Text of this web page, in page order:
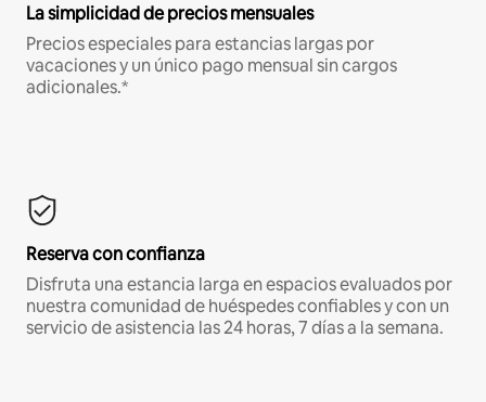
La simplicidad de precios mensuales
Precios especiales para estancias largas por
vacaciones y un único pago mensual sin cargos
adicionales.*
Reserva con confianza
Disfruta una estancia larga en espacios evaluados por
nuestra comunidad de huéspedes confiables y con un
servicio de asistencia las 24 horas, 7 días a la semana.